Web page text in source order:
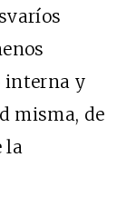
interna y
misma, de
la